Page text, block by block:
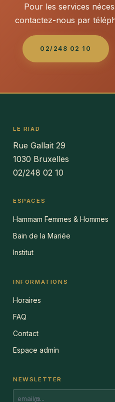
Pour les services
contactez-nous par
02/248 02 10
LE RIAD
Rue Gallait 29
1030 Bruxelles
02/248 02 10
ESPACES
Hammam Femmes & Hommes
Bain de la Mariée
Institut
INFORMATIONS
Horaires
FAQ
Contact
Espace admin
NEWSLETTER